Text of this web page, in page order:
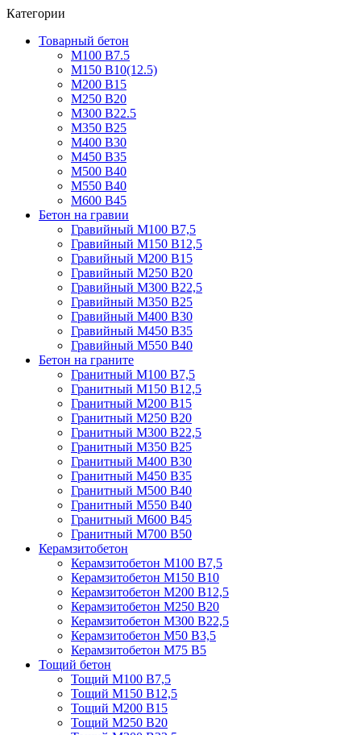
Категории
Товарный бетон
М100 В7.5
М150 В10(12.5)
М200 В15
М250 В20
М300 В22.5
М350 В25
М400 В30
М450 В35
М500 В40
М550 В40
М600 В45
Бетон на гравии
Гравийный М100 В7,5
Гравийный М150 В12,5
Гравийный М200 В15
Гравийный М250 В20
Гравийный М300 В22,5
Гравийный М350 В25
Гравийный М400 В30
Гравийный М450 В35
Гравийный М550 В40
Бетон на граните
Гранитный М100 В7,5
Гранитный М150 В12,5
Гранитный М200 В15
Гранитный М250 В20
Гранитный М300 В22,5
Гранитный М350 В25
Гранитный М400 В30
Гранитный М450 В35
Гранитный М500 В40
Гранитный М550 В40
Гранитный М600 В45
Гранитный М700 В50
Керамзитобетон
Керамзитобетон М100 В7,5
Керамзитобетон М150 В10
Керамзитобетон М200 В12,5
Керамзитобетон М250 В20
Керамзитобетон М300 В22,5
Керамзитобетон М50 В3,5
Керамзитобетон М75 В5
Тощий бетон
Тощий М100 В7,5
Тощий М150 В12,5
Тощий М200 В15
Тощий М250 В20